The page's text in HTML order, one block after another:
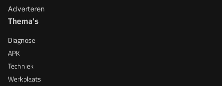
Adverteren
Thema's
Diagnose
APK
Techniek
Werkplaats